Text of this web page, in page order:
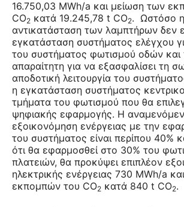
16.750,03 MWh/a και μείωση των
CO2 κατά 19.245,78 t CO2. Ωστόσο η
αντικατάσταση των λαμπτήρων δεν
εγκατάσταση συστήματος ελέγχου
του συστήματος φωτισμού οδών και
απαραίτητη για να εξασφαλίσει τη
αποδοτική λειτουργία του
η εγκατάσταση συστήματος
τμήματα του φωτισμού που θα
ψηφιακής εφαρμογής. Η
εξοικονόμηση ενέργειας με την
του συστήματος είναι περίπου 40%
ότι θα εφαρμοσθεί στο 30% του
πλατειών, θα προκύψει επιπλέον
ηλεκτρικής ενέργειας 730 MWh/a
εκπομπών του CO2 κατά 840 t CO2.